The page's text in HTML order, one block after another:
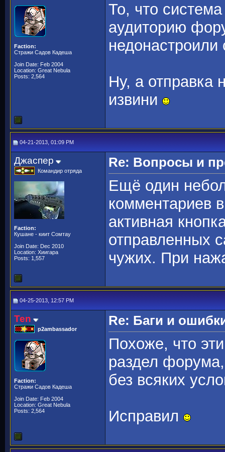
Faction:
Стражи Садов Кадеша
Join Date: Feb 2004
Location: Great Nebula
Posts: 2,564
То, что
аудиторию
недонастроили
Ну, а отправка
извини
04-21-2013, 01:09 PM
Джаспер
Командир отряда
Faction:
Кушане - киит Сомтау
Join Date: Dec 2010
Location: Хиигара
Posts: 1,557
Re: Вопросы и
Ещё один
комментариев
активная
отправленных
чужих. При
04-25-2013, 12:57 PM
Ten
p2ambassador
Faction:
Стражи Садов Кадеша
Join Date: Feb 2004
Location: Great Nebula
Posts: 2,564
Re: Баги и
Похоже, что
раздел форума,
без всяких
Исправил